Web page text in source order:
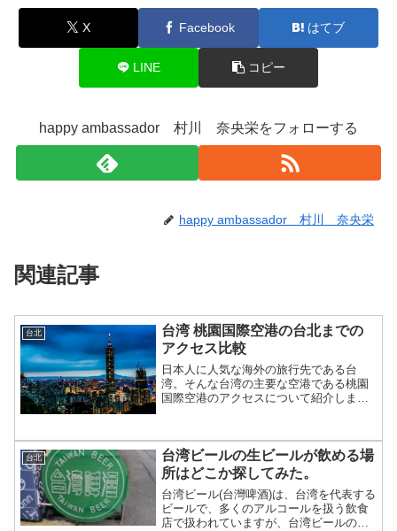
X Facebook はてブ
LINE コピー
happy ambassador 村川 奈央栄をフォローする
happy ambassador 村川 奈央栄
関連記事
台北
台湾 桃園国際空港の台北までの
アクセス比較
日本人に人気な海外の旅行先である台
湾。そんな台湾の主要な空港である桃園
国際空港のアクセスについて紹介しま
台北
台湾ビールの生ビールが飲める場
所はどこか探してみた。
台湾ビール(台灣啤酒)は、台湾を代表する
ビールで、多くのアルコールを扱う飲食
店で扱われていますが、台湾ビールの生